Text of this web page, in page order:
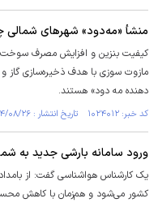
منشأ «مه‏‏‏‏‏‌دود» شهرهای
کیفیت بنزین و افزایش مصرف سوخت
مازوت سوزی با هدف ذخیره‌سازی گاز و
دهنده مه دود» هستند.
کد خبر: ۱۰۲۴۰۱۲ تاریخ انتشار : ۱۴۰۴/۰۸/۲۶
ورود سامانه بارشی جدید به
یک کارشناس هواشناسی گفت: از